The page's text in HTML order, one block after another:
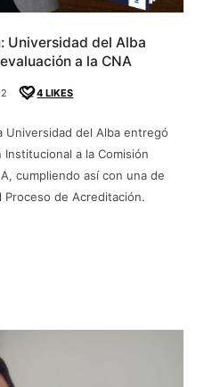
Universidad del Alba
a la CNA
4 LIKES
Universidad del Alba entregó
a la Comisión
cumpliendo así con una de
Proceso de Acreditación.